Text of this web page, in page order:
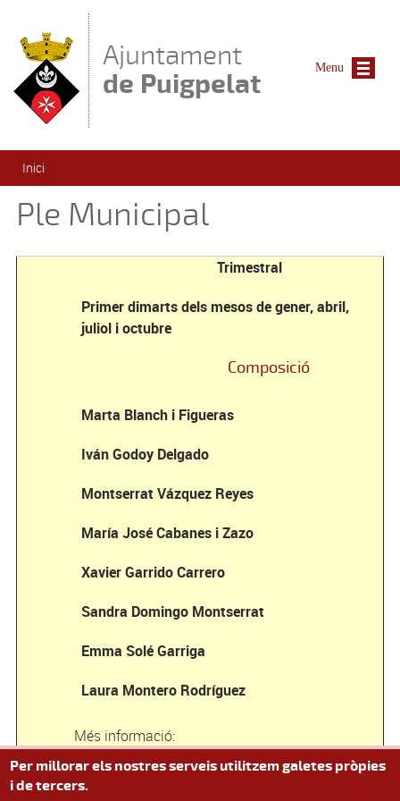
Ajuntament
de Puigpelat
Esteu aquí
Inici
Ple Municipal
Trimestral
Primer dimarts dels mesos de gener, abril,
juliol i octubre
Composició
Marta Blanch i Figueras
Iván Godoy Delgado
Montserrat Vázquez Reyes
María José Cabanes i Zazo
Xavier Garrido Carrero
Sandra Domingo Montserrat
Emma Solé Garriga
Laura Montero Rodríguez
Més informació:
Seu electrònica
Menu
Per millorar els nostres serveis utilitzem galetes pròpies
i de tercers.